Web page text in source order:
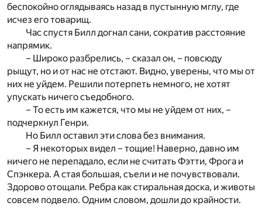
беспокойно оглядываясь назад в пустынную мглу, где
исчез его товарищ.
Час спустя Билл догнал сани, сократив расстояние
напрямик.
– Широко разбрелись, – сказал он, – повсюду
рыщут, но и от нас не отстают. Видно, уверены, что мы от
них не уйдем. Решили потерпеть немного, не хотят
упускать ничего съедобного.
– То есть им кажется, что мы не уйдем от них, –
подчеркнул Генри.
Но Билл оставил эти слова без внимания.
– Я некоторых видел – тощие! Наверно, давно им
ничего не перепадало, если не считать Фэтти, Фрога и
Спэнкера. А стая большая, съели и не почувствовали.
Здорово отощали. Ребра как стиральная доска, и животы
совсем подвело. Одним словом, дошли до крайности.